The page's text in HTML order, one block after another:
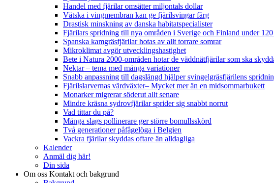
Handel med fjärilar omsätter miljontals dollar
Vätska i vingmembran kan ge fjärilsvingar färg
Drastisk minskning av danska habitatspecialister
Fjärilars spridning till nya områden i Sverige och Finland under
Spanska kamgräsfjärilar hotas av allt torrare somrar
Mikroklimat avgör utvecklingshastighet
Bete i Natura 2000-områden hotar de väddnätfjärilar som ska
Nektar – tema med många variationer
Snabb anpassning till dagslängd hjälper svingelgräsfjärilens
Fjärilslarvernas värdväxter– Mycket mer än en midsommarbukett
Monarker migrerar söderut allt senare
Mindre kräsna sydrovfjärilar sprider sig snabbt norrut
Vad tittar du på?
Många slags pollinerare ger större bomullsskörd
Två generationer påfågelöga i Belgien
Vackra fjärilar skyddas oftare än alldagliga
Kalender
Anmäl dig här!
Din sida
Om oss Kontakt och bakgrund